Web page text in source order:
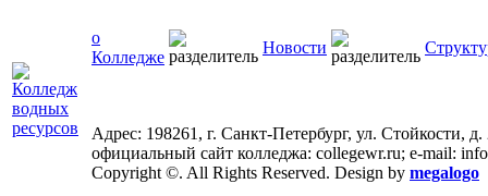
о
Колледже
Новости
Адрес: 198261, г. Санкт-Петербург, ул. Стойкости,
официальный сайт колледжа: collegewr.ru; e-mail:
Copyright ©. All Rights Reserved. Design by megalogo